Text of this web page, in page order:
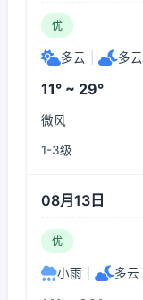
优
多云 多云
11° ~ 29°
微风
1-3级
08月13日
优
小雨 多云